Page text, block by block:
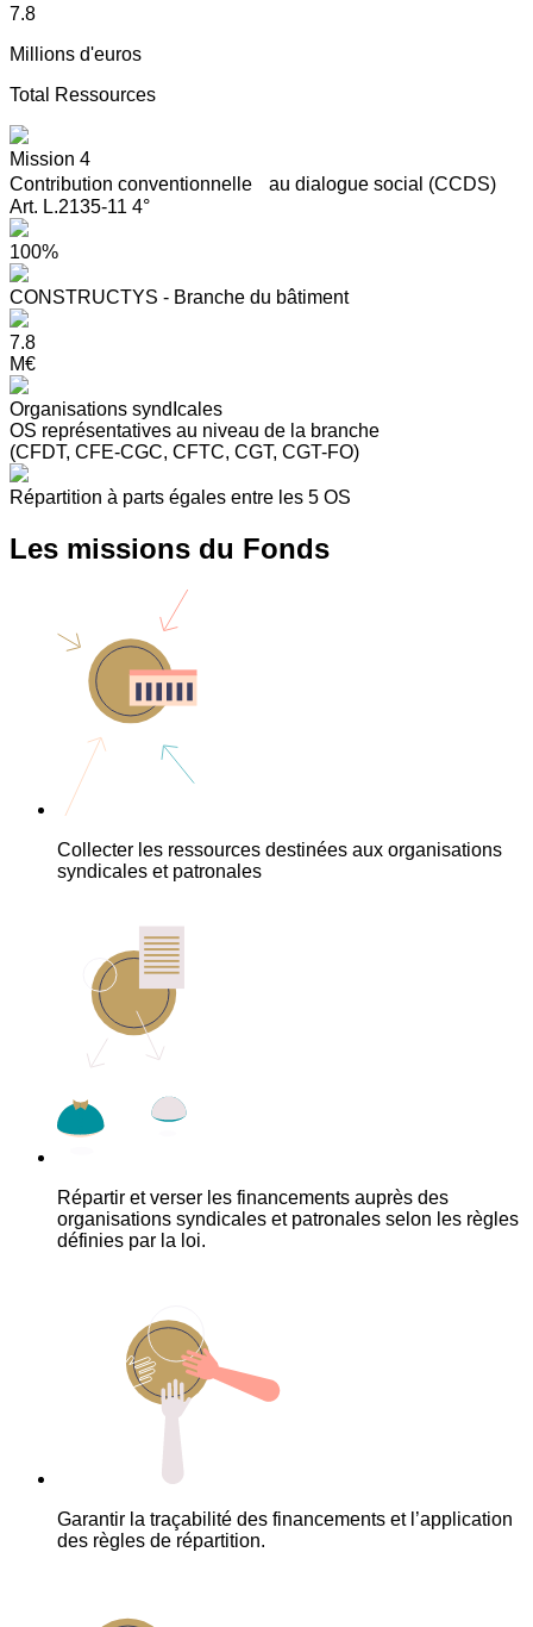
7.8
Millions d'euros
Total Ressources
Mission 4
Contribution conventionnelle au dialogue social (CCDS)
Art. L.2135-11 4°
100%
CONSTRUCTYS - Branche du bâtiment
7.8
M€
Organisations syndIcales
OS représentatives au niveau de la branche
(CFDT, CFE-CGC, CFTC, CGT, CGT-FO)
Répartition à parts égales entre les 5 OS
Les missions du Fonds
Collecter les ressources destinées aux organisations
syndicales et patronales
Répartir et verser les financements auprès des
organisations syndicales et patronales selon les règles
définies par la loi.
Garantir la traçabilité des financements et l’application
des règles de répartition.